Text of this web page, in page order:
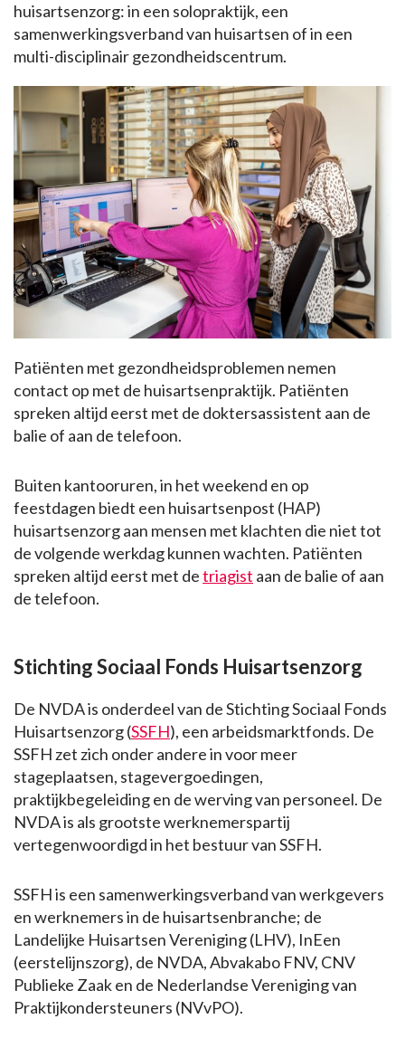
huisartsenzorg: in een solopraktijk, een
samenwerkingsverband van huisartsen of in een
multi-disciplinair gezondheidscentrum.
Patiënten met gezondheidsproblemen nemen
contact op met de huisartsenpraktijk. Patiënten
spreken altijd eerst met de doktersassistent aan de
balie of aan de telefoon.
Buiten kantooruren, in het weekend en op
feestdagen biedt een huisartsenpost (HAP)
huisartsenzorg aan mensen met klachten die niet tot
de volgende werkdag kunnen wachten. Patiënten
spreken altijd eerst met detriagist aan de balie of aan
de telefoon.
Stichting Sociaal Fonds Huisartsenzorg
De NVDA is onderdeel van de Stichting Sociaal Fonds
Huisartsenzorg (SSFH), een arbeidsmarktfonds. De
SSFH zet zich onder andere in voor meer
stageplaatsen, stagevergoedingen,
praktijkbegeleiding en de werving van personeel. De
NVDA is als grootste werknemerspartij
vertegenwoordigd in het bestuur van SSFH.
SSFH is een samenwerkingsverband van werkgevers
en werknemers in de huisartsenbranche; de
Landelijke Huisartsen Vereniging (LHV), InEen
(eerstelijnszorg), de NVDA, Abvakabo FNV, CNV
Publieke Zaak en de Nederlandse Vereniging van
Praktijkondersteuners (NVvPO).